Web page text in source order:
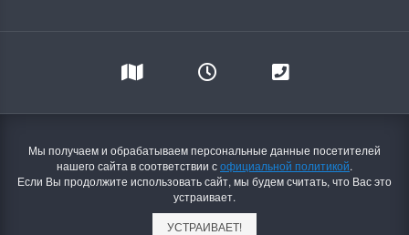
Мы получаем и обрабатываем персональные данные посетителей
нашего сайта в соответствии софициальной политикой.
Если Вы продолжите использовать сайт, мы будем считать, что Вас это
устраивает.
УСТРАИВАЕТ!